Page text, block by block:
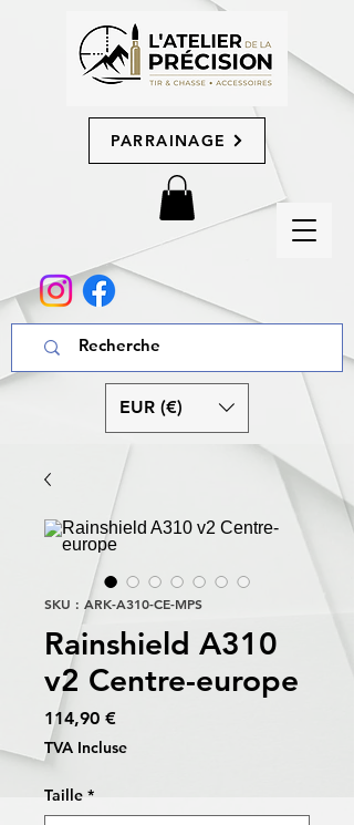
PARRAINAGE
EUR (€)
SKU : ARK-A310-CE-MPS
Rainshield A310
v2 Centre-europe
114,90 €Prix
TVA Incluse
Taille *